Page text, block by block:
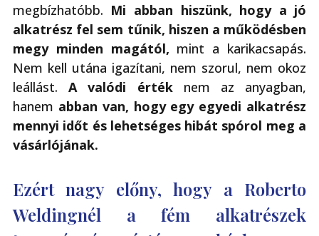
megbízhatóbb. Mi abban hiszünk, hogy a jó
alkatrész fel sem tűnik, hiszen a működésben
megy minden magától, mint a karikacsapás.
Nem kell utána igazítani, nem szorul, nem okoz
leállást.A valódi értéknem az anyagban,
hanem abban van, hogy egy egyedi alkatrész
mennyi időt és lehetséges hibát spórol meg a
vásárlójának.
Ezért nagy előny, hogy a Roberto
Weldingnél a fém alkatrészek